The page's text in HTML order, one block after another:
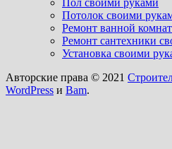
Потолок своими
Ремонт ванной
Ремонт сантехники
Установка своими
Авторские права © 2021
WordPress и Bam.